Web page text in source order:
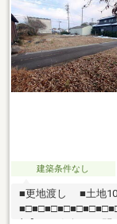
建築条件なし
■更地渡し ■土地